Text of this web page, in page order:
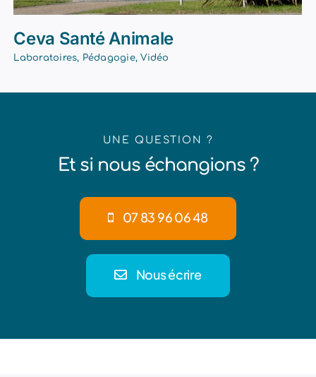
Ceva Santé Animale
Laboratoires, Pédagogie,Vidéo
UNE QUESTION ?
Et si nous échangions ?
07 83 96 06 48
Nous écrire